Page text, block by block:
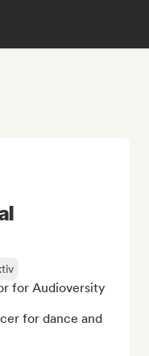
for Audioversity
for dance and